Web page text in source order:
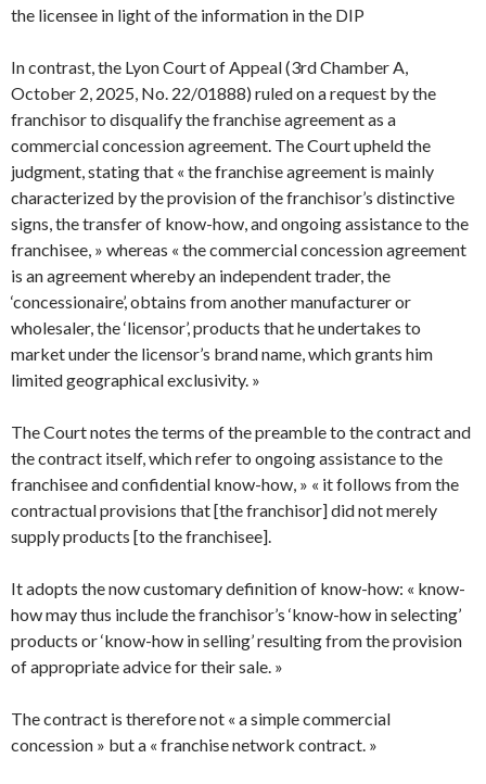
the licensee in light of the information in the DIP
In contrast, the Lyon Court of Appeal (3rd Chamber A,
October 2, 2025, No. 22/01888) ruled on a request by the
franchisor to disqualify the franchise agreement as a
commercial concession agreement. The Court upheld the
judgment, stating that « the franchise agreement is mainly
characterized by the provision of the franchisor’s distinctive
signs, the transfer of know-how, and ongoing assistance to the
franchisee, » whereas « the commercial concession agreement
is an agreement whereby an independent trader, the
‘concessionaire’, obtains from another manufacturer or
wholesaler, the ‘licensor’, products that he undertakes to
market under the licensor’s brand name, which grants him
limited geographical exclusivity. »
The Court notes the terms of the preamble to the contract and
the contract itself, which refer to ongoing assistance to the
franchisee and confidential know-how, » « it follows from the
contractual provisions that [the franchisor] did not merely
supply products [to the franchisee].
It adopts the now customary definition of know-how: « know-
how may thus include the franchisor’s ‘know-how in selecting’
products or ‘know-how in selling’ resulting from the provision
of appropriate advice for their sale. »
The contract is therefore not « a simple commercial
concession » but a « franchise network contract. »